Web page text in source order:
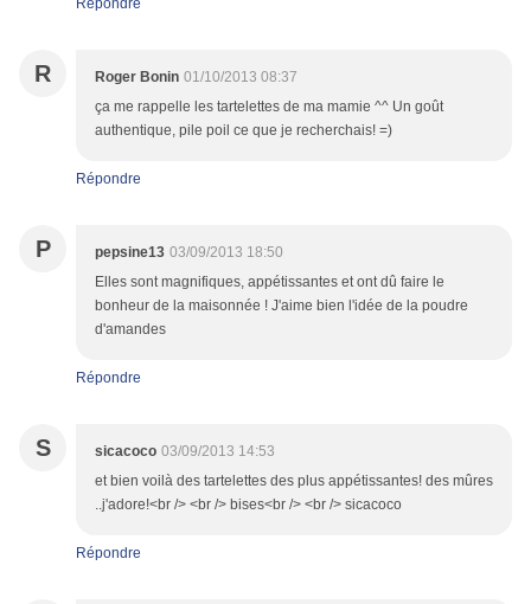
Répondre
R Roger Bonin 01/10/2013 08:37
ça me rappelle les tartelettes de ma mamie ^^ Un goût
authentique, pile poil ce que je recherchais! =)
Répondre
P pepsine13 03/09/2013 18:50
Elles sont magnifiques, appétissantes et ont dû faire le
bonheur de la maisonnée ! J'aime bien l'idée de la poudre
d'amandes
Répondre
S sicacoco 03/09/2013 14:53
et bien voilà des tartelettes des plus appétissantes! des mûres
..j'adore!<br /> <br /> bises<br /> <br /> sicacoco
Répondre